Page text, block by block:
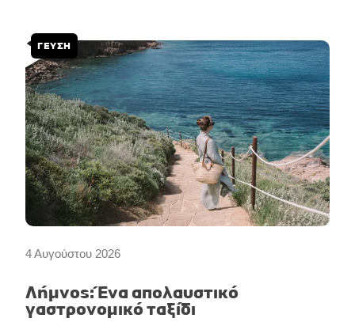
4 Αυγούστου 2026
ΓΕΥΣΗ
Λήμνος: Ένα απολαυστικό
γαστρονομικό ταξίδι